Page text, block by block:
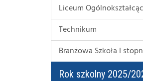
Liceum
Technikum
Branżowa Szkoła I
Rok szkolny 2025/